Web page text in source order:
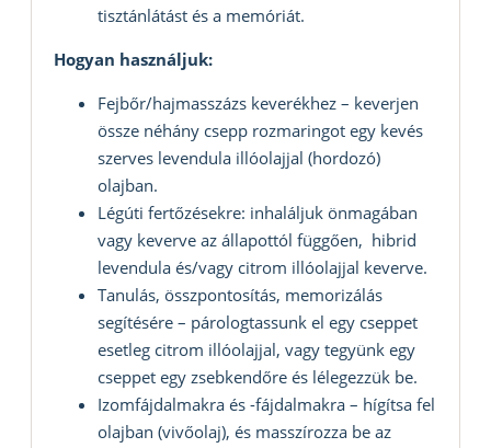
tisztánlátást és a memóriát.
Hogyan használjuk:
Fejbőr/hajmasszázs keverékhez – keverjen
össze néhány csepp rozmaringot egy kevés
szerves levendula illóolajjal (hordozó)
olajban.
Légúti fertőzésekre: inhaláljuk önmagában
vagy keverve az állapottól függően, hibrid
levendula és/vagy citrom illóolajjal keverve.
Tanulás, összpontosítás, memorizálás
segítésére – párologtassunk el egy cseppet
esetleg citrom illóolajjal, vagy tegyünk egy
cseppet egy zsebkendőre és lélegezzük be.
Izomfájdalmakra és -fájdalmakra – hígítsa fel
olajban (vivőolaj), és masszírozza be az